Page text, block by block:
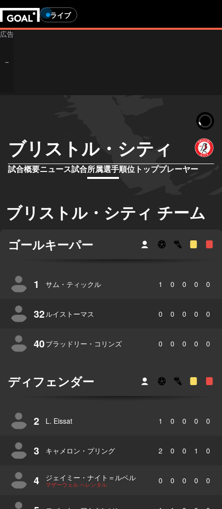
ライブ
ブリストル・シティ
試合概要ニュース試合所属選手順位 トッププレーヤー
ブリストル・シティ チーム
ゴールキーパー
1 サム・ティックル 1 0 0 0 0
32ルイストーマス 0 0 0 0 0
40ブラッドリー・コリンズ 0 0 0 0 0
ディフェンダー
2 L. Eissat 1 0 0 0 0
3 キャメロン・プリング 2 0 0 1 0
4 ジェイミー・ナイト＝ルベル
マザーウェル へレンタル 0 0 0 0 0